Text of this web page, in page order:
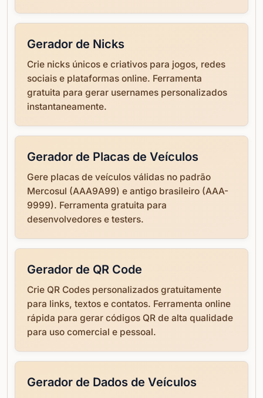
Gerador de Nicks
Crie nicks únicos e criativos para jogos, redes
sociais e plataformas online. Ferramenta
gratuita para gerar usernames personalizados
instantaneamente.
Gerador de Placas de Veículos
Gere placas de veículos válidas no padrão
Mercosul (AAA9A99) e antigo brasileiro (AAA-
9999). Ferramenta gratuita para
desenvolvedores e testers.
Gerador de QR Code
Crie QR Codes personalizados gratuitamente
para links, textos e contatos. Ferramenta online
rápida para gerar códigos QR de alta qualidade
para uso comercial e pessoal.
Gerador de Dados de Veículos